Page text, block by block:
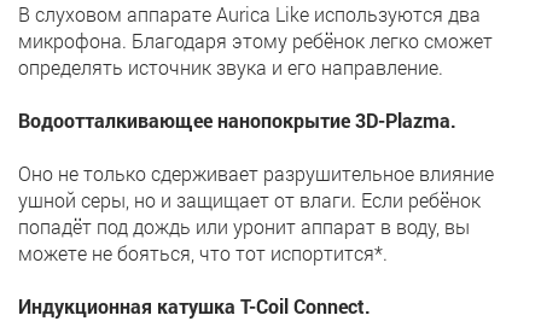
В слуховом аппарате Aurica Like используются два
микрофона. Благодаря этому ребёнок легко сможет
определять источник звука и его направление.
Водоотталкивающее нанопокрытие 3D-Plazma.
Оно не только сдерживает разрушительное влияние
ушной серы, но и защищает от влаги. Если ребёнок
попадёт под дождь или уронит аппарат в воду, вы
можете не бояться, что тот испортится*.
Индукционная катушка T-Coil Connect.